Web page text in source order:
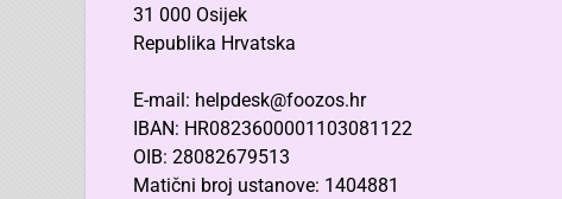
31 000 Osijek
Republika Hrvatska
E-mail: helpdesk@foozos.hr
IBAN: HR0823600001103081122
OIB: 28082679513
Matični broj ustanove: 1404881